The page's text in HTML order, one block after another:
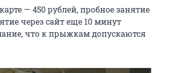
— 450 рублей, пробное занятие
через сайт еще 10 минут
что к прыжкам допускаются